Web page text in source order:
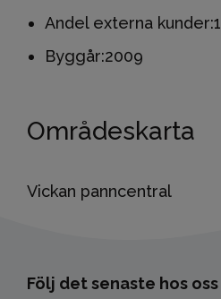
Andel externa kunder:1
Byggår:2009
Områdeskarta
Vickan panncentral
Följ det senaste hos oss